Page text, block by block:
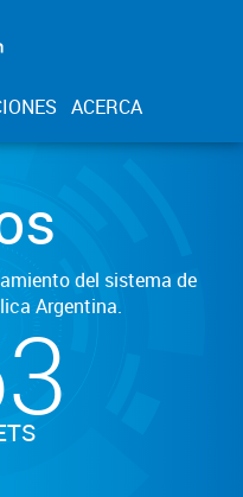
ACERCA
del sistema de
Argentina.